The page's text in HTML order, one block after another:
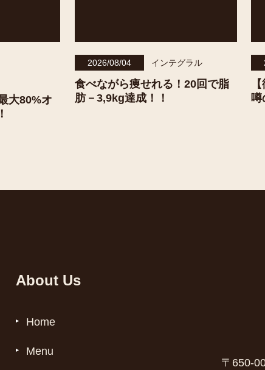
大80%オ
2026/08/04 インテグラル
食べながら痩せれる！20回で脂
肪－3,9kg達成！！
噂
About Us
Home
Menu
〒650-